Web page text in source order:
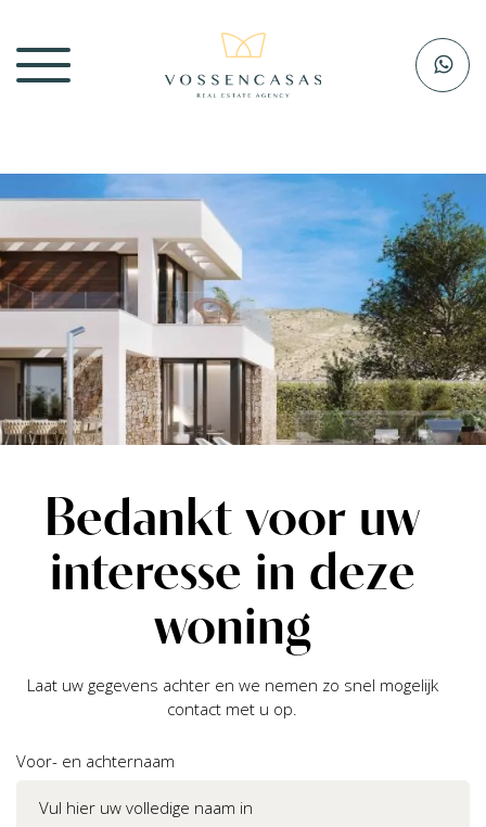
Bedankt voor uw
interesse in deze
woning
Laat uw gegevens achter en we nemen zo snel mogelijk
contact met u op.
Voor- en achternaam